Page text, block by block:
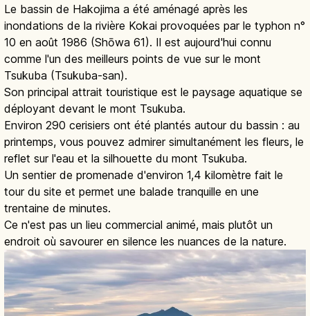
Le bassin de Hakojima a été aménagé après les
inondations de la rivière Kokai provoquées par le typhon n°
10 en août 1986 (Shōwa 61). Il est aujourd'hui connu
comme l'un des meilleurs points de vue sur le mont
Tsukuba (Tsukuba-san).
Son principal attrait touristique est le paysage aquatique se
déployant devant le mont Tsukuba.
Environ 290 cerisiers ont été plantés autour du bassin : au
printemps, vous pouvez admirer simultanément les fleurs, le
reflet sur l'eau et la silhouette du mont Tsukuba.
Un sentier de promenade d'environ 1,4 kilomètre fait le
tour du site et permet une balade tranquille en une
trentaine de minutes.
Ce n'est pas un lieu commercial animé, mais plutôt un
endroit où savourer en silence les nuances de la nature.